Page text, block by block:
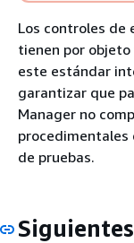
Los controles de
tienen por
este estándar
garantizar que
Manager no
procedimentales
de pruebas.